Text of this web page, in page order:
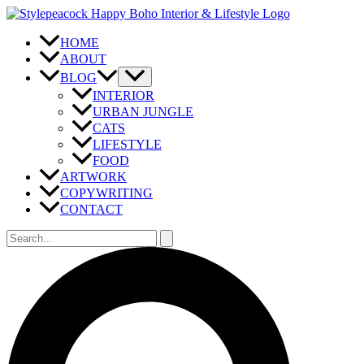
Zum
springen
HOME
ABOUT
BLOG
INTERIOR
URBAN JUNGLE
CATS
LIFESTYLE
FOOD
ARTWORK
COPYWRITING
CONTACT
Suchen
nach: